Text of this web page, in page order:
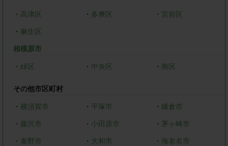
・ 高津区 ・ 多摩区 ・ 宮前区
・ 麻生区
相模原市
・ 緑区 ・ 中央区 ・ 南区
その他市区町村
・ 横須賀市 ・ 平塚市 ・ 鎌倉市
・ 藤沢市 ・ 小田原市 ・ 茅ヶ崎市
・ 秦野市 ・ 大和市 ・ 海老名市